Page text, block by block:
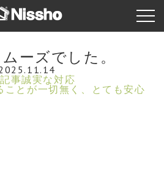
ーズでした。
事誠実な対応
ことが一切無く、とても安心